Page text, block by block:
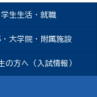
学生生活・就職
大学院・附属施設
の方へ（入試情報）